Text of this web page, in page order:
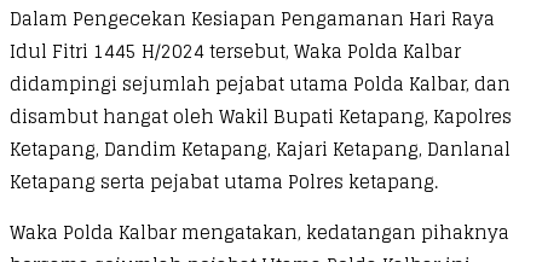
Dalam Pengecekan Kesiapan Pengamanan Hari Raya
Idul Fitri 1445 H/2024 tersebut, Waka Polda Kalbar
didampingi sejumlah pejabat utama Polda Kalbar, dan
disambut hangat oleh Wakil Bupati Ketapang, Kapolres
Ketapang, Dandim Ketapang, Kajari Ketapang, Danlanal
Ketapang serta pejabat utama Polres ketapang.
Waka Polda Kalbar mengatakan, kedatangan pihaknya